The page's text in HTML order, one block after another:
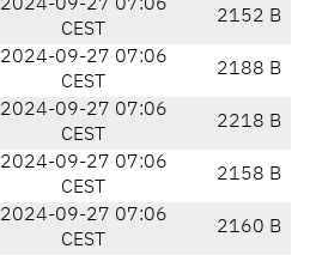
2024-09-27 07:06
CEST
2152 B
2024-09-27 07:06
CEST
2188 B
2024-09-27 07:06
CEST
2218 B
2024-09-27 07:06
CEST
2158 B
2024-09-27 07:06
CEST
2160 B